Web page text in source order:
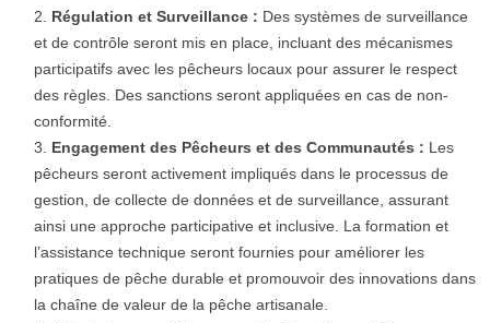
Régulation et Surveillance : Des systèmes de surveillance
et de contrôle seront mis en place, incluant des mécanismes
participatifs avec les pêcheurs locaux pour assurer le respect
des règles. Des sanctions seront appliquées en cas de non-
conformité.
Engagement des Pêcheurs et des Communautés : Les
pêcheurs seront activement impliqués dans le processus de
gestion, de collecte de données et de surveillance, assurant
ainsi une approche participative et inclusive. La formation et
l’assistance technique seront fournies pour améliorer les
pratiques de pêche durable et promouvoir des innovations dans
la chaîne de valeur de la pêche artisanale.